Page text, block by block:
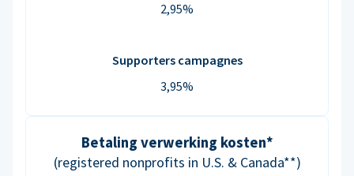
2,95%
Supporters campagnes
3,95%
Betaling verwerking kosten*
(registered nonprofits in U.S. & Canada**)